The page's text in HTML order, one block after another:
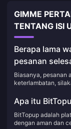
GIMME
TENTANG ISI
Berapa lama
pesanan
Biasanya, pesanan
keterlambatan,
Apa itu
BitTopup adalah
dengan aman dan